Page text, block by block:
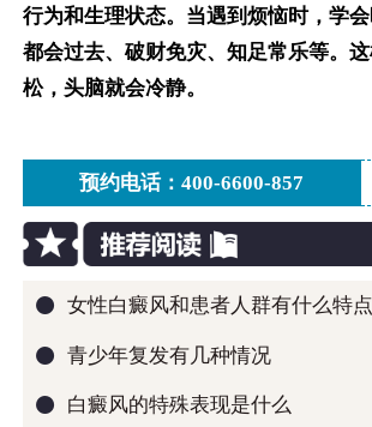
行为和生理状态。当遇到烦恼时，学
都会过去、破财免灾、知足常乐等。
松，头脑就会冷静。
预约电话：400-6600-857
● 女性白癜风和患者人群有什么特点
● 青少年复发有几种情况
● 白癜风的特殊表现是什么